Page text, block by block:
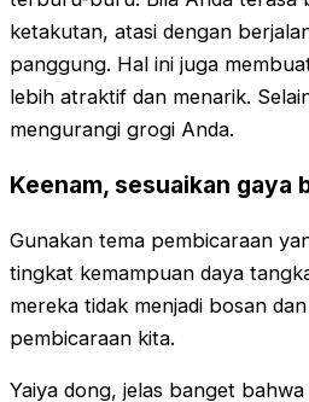
ketakutan, atasi dengan
panggung. Hal ini juga
lebih atraktif dan menarik.
mengurangi grogi Anda.
Keenam, sesuaikan gaya
Gunakan tema pembicaraan
tingkat kemampuan daya
mereka tidak menjadi bosan
pembicaraan kita.
Yaiya dong, jelas banget